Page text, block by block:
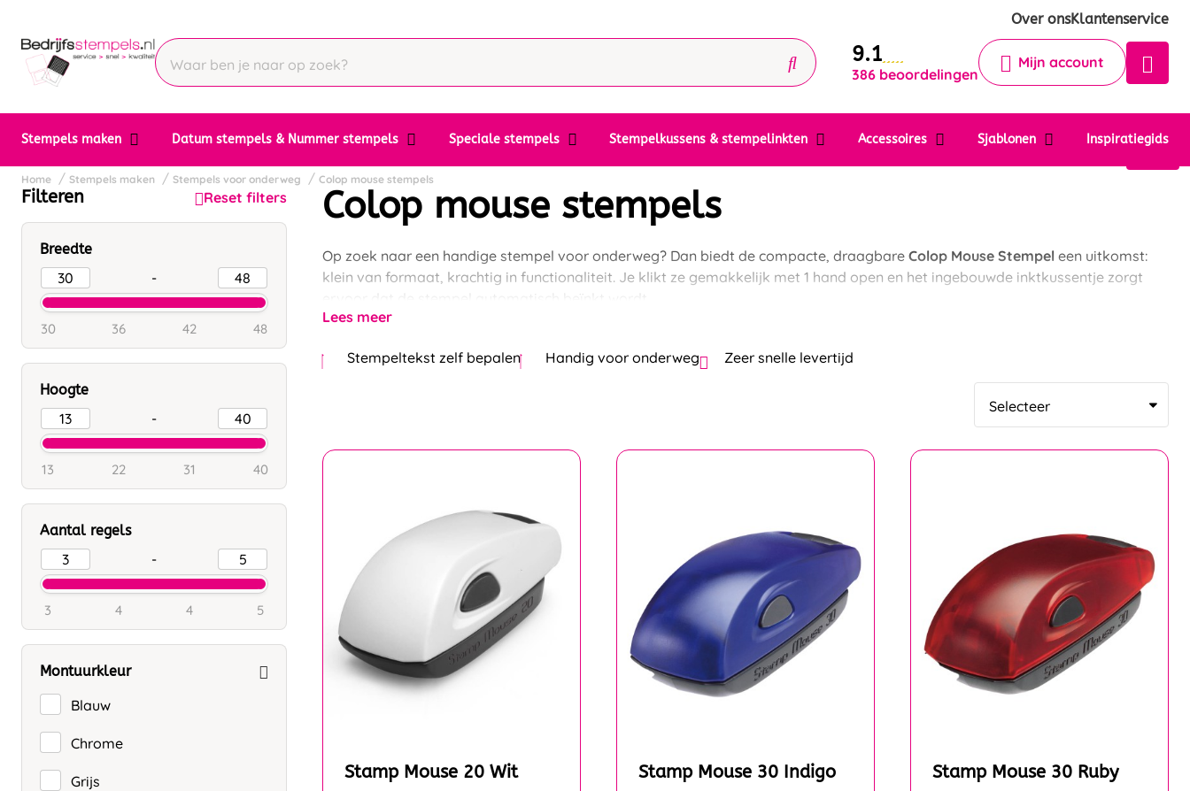
Over onsKlantenservice
9.1
386 beoordelingen
Mijn account
Stempels maken Datum stempels & Nummer stempels Speciale stempels Stempelkussens & stempelinkten Accessoires Sjablonen Inspiratiegids
Krijg een antwoord op uw vraag
Chat 24/7 met onze chatbot voor
Contact
Home Stempels maken Stempels voor onderweg Colop mouse stempels
Colop mouse stempels
Op zoek naar een handige stempel voor onderweg? Dan biedt de compacte, draagbare Colop Mouse Stempel een uitkomst:
klein van formaat, krachtig in functionaliteit. Je klikt ze gemakkelijk met 1 hand open en het ingebouwde inktkussentje zorgt
ervoor dat de stempel automatisch beïnkt wordt.
Lees meer
Stempeltekst zelf bepalen Handig voor onderweg Zeer snelle levertijd
Stamp Mouse 20 Wit Stamp Mouse 30 Indigo Stamp Mouse 30 Ruby
Filteren Reset filters
Breedte
-
30 36 42 48
Hoogte
-
13 22 31 40
Aantal regels
-
3 4 4 5
Montuurkleur
Blauw
Chrome
Grijs